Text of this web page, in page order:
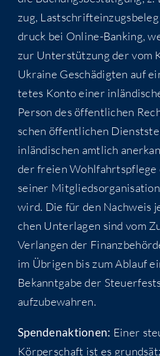
zug,
druck bei Online-Ban­king,
zur Unter­stüt­zung der vom
Ukrai­ne Geschä­dig­ten auf
te­tes Kon­to einer
Per­son des öffent­li­chen
schen öffent­li­chen
inlän­di­schen amt­lich
der frei­en Wohl­fahrts­pfle­ge
sei­ner
wird. Die für den
chen Unter­la­gen sind vom
Ver­lan­gen der
im Übri­gen bis zum Ablauf
Bekannt­ga­be der
aufzubewahren.
Spen­den­ak­tio­nen: Einer
Kör­per­schaft ist es